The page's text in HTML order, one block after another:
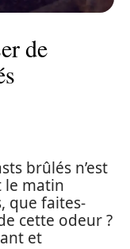
de
brûlés n’est
le matin
que faites-
cette odeur ?
et